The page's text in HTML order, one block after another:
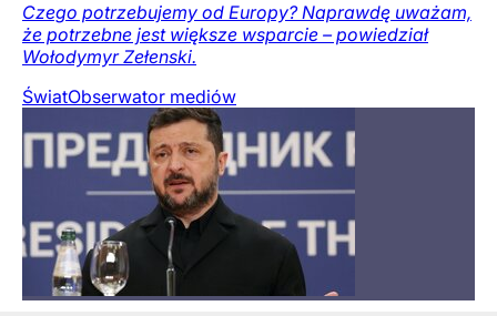
Czego potrzebujemy od Europy? Naprawdę uważam,
że potrzebne jest większe wsparcie – powiedział
Wołodymyr Zełenski.
ŚwiatObserwator mediów